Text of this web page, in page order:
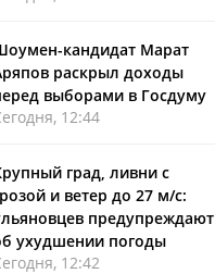
кандидат Марат
раскрыл доходы
выборами в Госдуму
12:44
град, ливни с
и ветер до 27 м/с:
предупреждают
ухудшении погоды
12:42